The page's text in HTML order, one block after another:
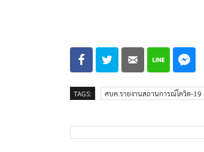
TAGS: ศบค.รายงานสถานการณ์โควิด-19